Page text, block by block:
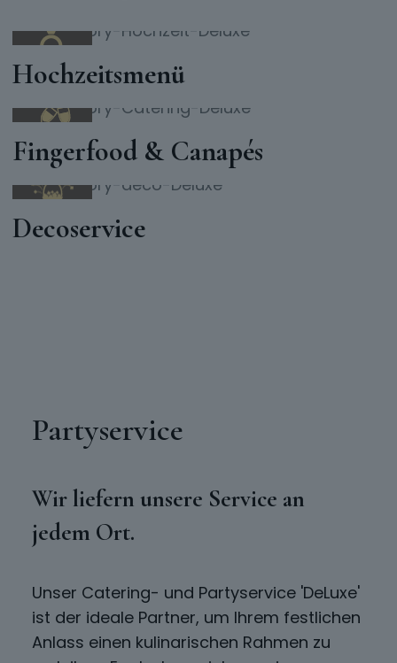
Hochzeitsmenü
Fingerfood & Canapés
Decoservice
Partyservice
Wir liefern unsere Service an
jedem Ort.
Unser Catering- und Partyservice 'DeLuxe'
ist der ideale Partner, um Ihrem festlichen
Anlass einen kulinarischen Rahmen zu